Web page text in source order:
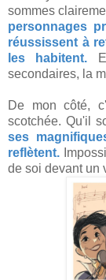
sommes
personnages
réussissent à
les habitent.
secondaires, la
De mon côté,
scotchée. Qu'il
ses
reflètent.
de soi devant un